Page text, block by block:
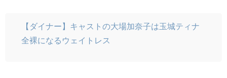
【ダイナー】キャストの大場加奈子は玉城ティナ
全裸になるウェイトレス